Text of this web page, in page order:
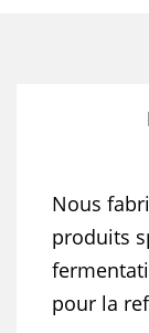
Nous
produits
pour la